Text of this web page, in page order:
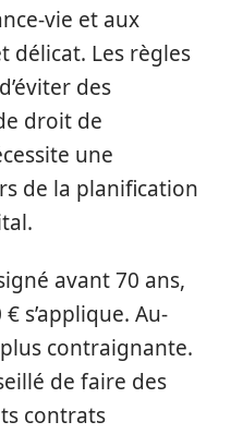
vie et aux
délicat. Les règles
des
droit de
une
de la planification
avant 70 ans,
s’applique. Au-
contraignante.
de faire des
contrats